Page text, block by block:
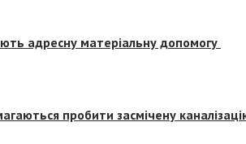
адресну матеріальну допомогу
пробити засмічену